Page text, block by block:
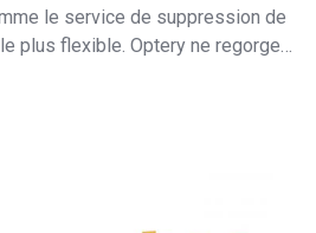
le service de suppression de
plus flexible. Optery ne regorge